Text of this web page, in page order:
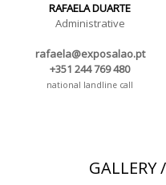
RAFAELA DUARTE
Administrative
rafaela@exposalao.pt
+351 244 769 480
national landline call